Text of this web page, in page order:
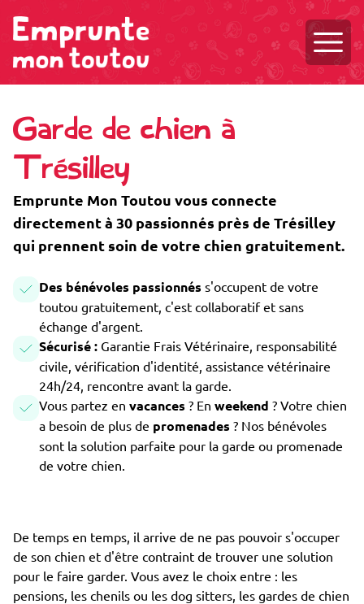
Garde de chien à
Trésilley
Emprunte Mon Toutou vous connecte
directement à 30 passionnés près de Trésilley
qui prennent soin de votre chien gratuitement.
Des bénévoles passionnés s'occupent de votre
toutou gratuitement, c'est collaboratif et sans
échange d'argent.
Sécurisé : Garantie Frais Vétérinaire, responsabilité
civile, vérification d'identité, assistance vétérinaire
24h/24, rencontre avant la garde.
Vous partez en vacances ? En weekend ? Votre chien
a besoin de plus de promenades ? Nos bénévoles
sont la solution parfaite pour la garde ou promenade
de votre chien.
De temps en temps, il arrive de ne pas pouvoir s'occuper
de son chien et d'être contraint de trouver une solution
pour le faire garder. Vous avez le choix entre : les
pensions, les chenils ou les dog sitters, les gardes de chien